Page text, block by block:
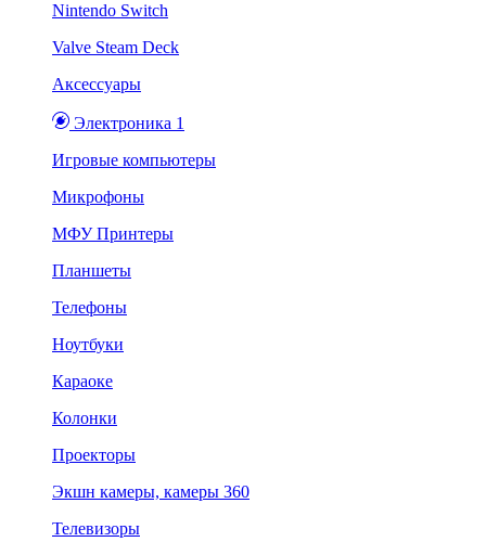
Nintendo Switch
Valve Steam Deck
Аксессуары
Электроника 1
Игровые компьютеры
Микрофоны
МФУ Принтеры
Планшеты
Телефоны
Ноутбуки
Караоке
Колонки
Проекторы
Экшн камеры, камеры 360
Телевизоры